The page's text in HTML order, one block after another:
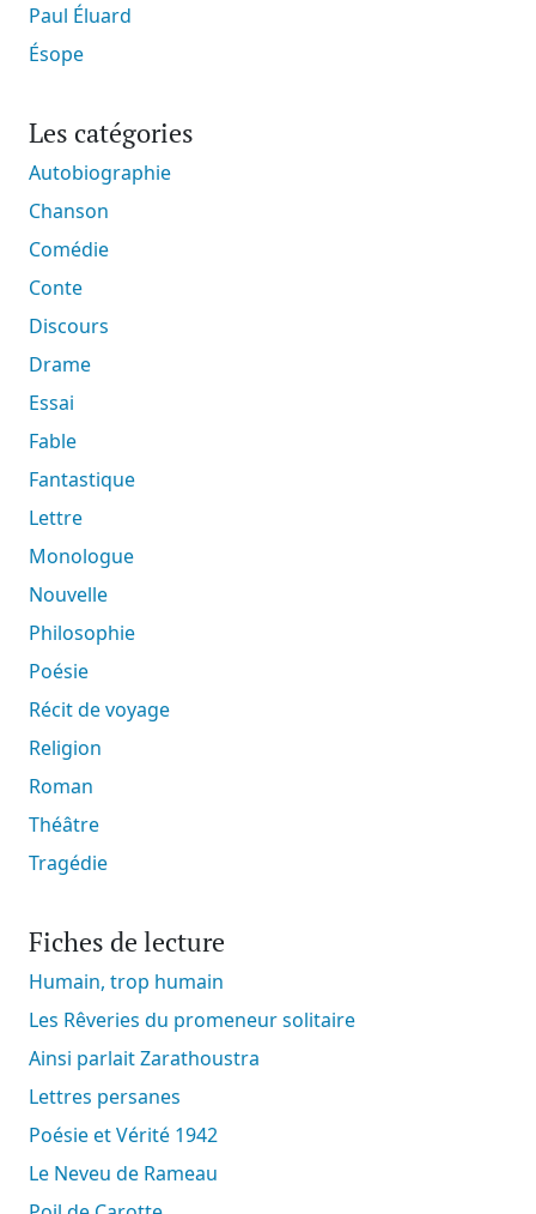
Paul Éluard
Ésope
Les catégories
Autobiographie
Chanson
Comédie
Conte
Discours
Drame
Essai
Fable
Fantastique
Lettre
Monologue
Nouvelle
Philosophie
Poésie
Récit de voyage
Religion
Roman
Théâtre
Tragédie
Fiches de lecture
Humain, trop humain
Les Rêveries du promeneur solitaire
Ainsi parlait Zarathoustra
Lettres persanes
Poésie et Vérité 1942
Le Neveu de Rameau